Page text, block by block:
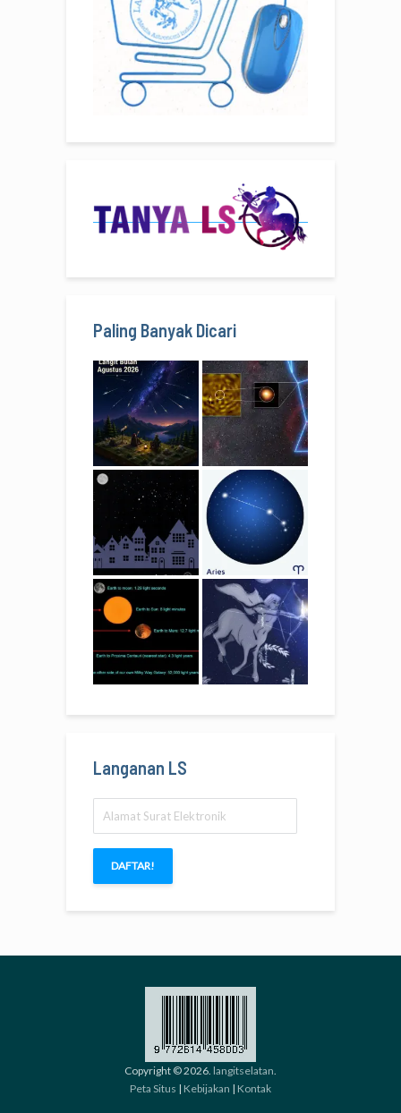
Paling Banyak Dicari
Langanan LS
Surat
Elektronik
DAFTAR!
Copyright © 2026. langitselatan.
Peta Situs | Kebijakan | Kontak